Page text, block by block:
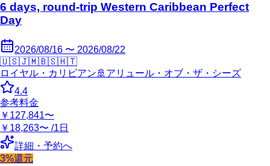
6 days, round-trip Western Caribbean Perfect
Day
2026/08/16 〜 2026/08/22
🇺🇸🇯🇲🇧🇸🇭🇹
ロイヤル・カリビアン 🚢 アリュール・オブ・ザ・シーズ
4.4
参考料金
￥127,841〜
￥18,263〜 /1日
詳細・予約へ
3%還元